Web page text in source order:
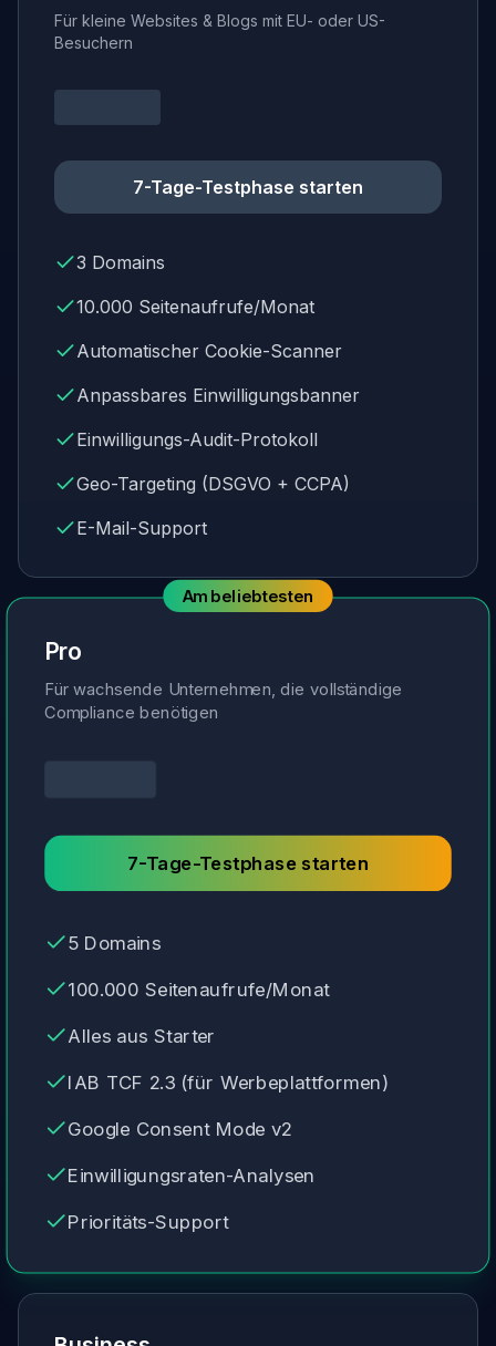
Für kleine Websites & Blogs mit EU- oder US-
Besuchern
7-Tage-Testphase starten
3 Domains
10.000 Seitenaufrufe/Monat
Automatischer Cookie-Scanner
Anpassbares Einwilligungsbanner
Einwilligungs-Audit-Protokoll
Geo-Targeting (DSGVO + CCPA)
E-Mail-Support
Am beliebtesten
Pro
Für wachsende Unternehmen, die vollständige
Compliance benötigen
7-Tage-Testphase starten
5 Domains
100.000 Seitenaufrufe/Monat
Alles aus Starter
IAB TCF 2.3 (für Werbeplattformen)
Google Consent Mode v2
Einwilligungsraten-Analysen
Prioritäts-Support